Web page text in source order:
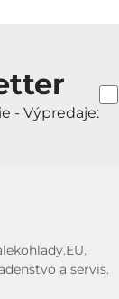
- Výpredaje:
a servis.